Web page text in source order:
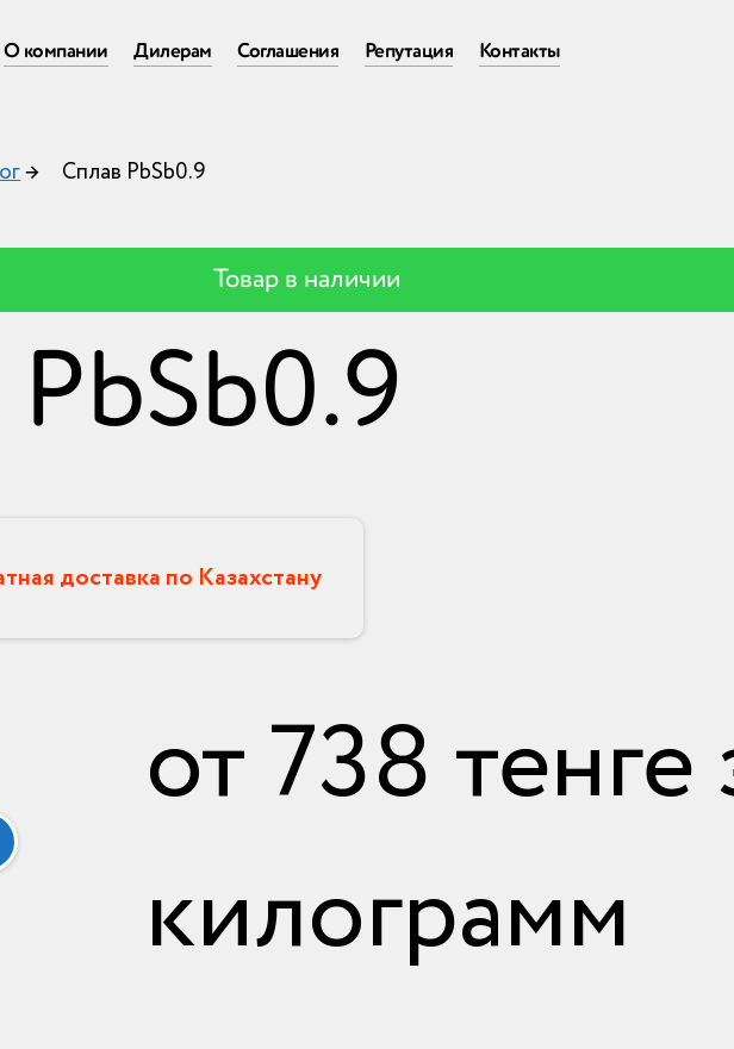
О компании Дилерам Соглашения Репутация Контакты
→ Сплав PbSb0.9
Товар в наличии
доставка по Казахстану
от738тенге
килограмм